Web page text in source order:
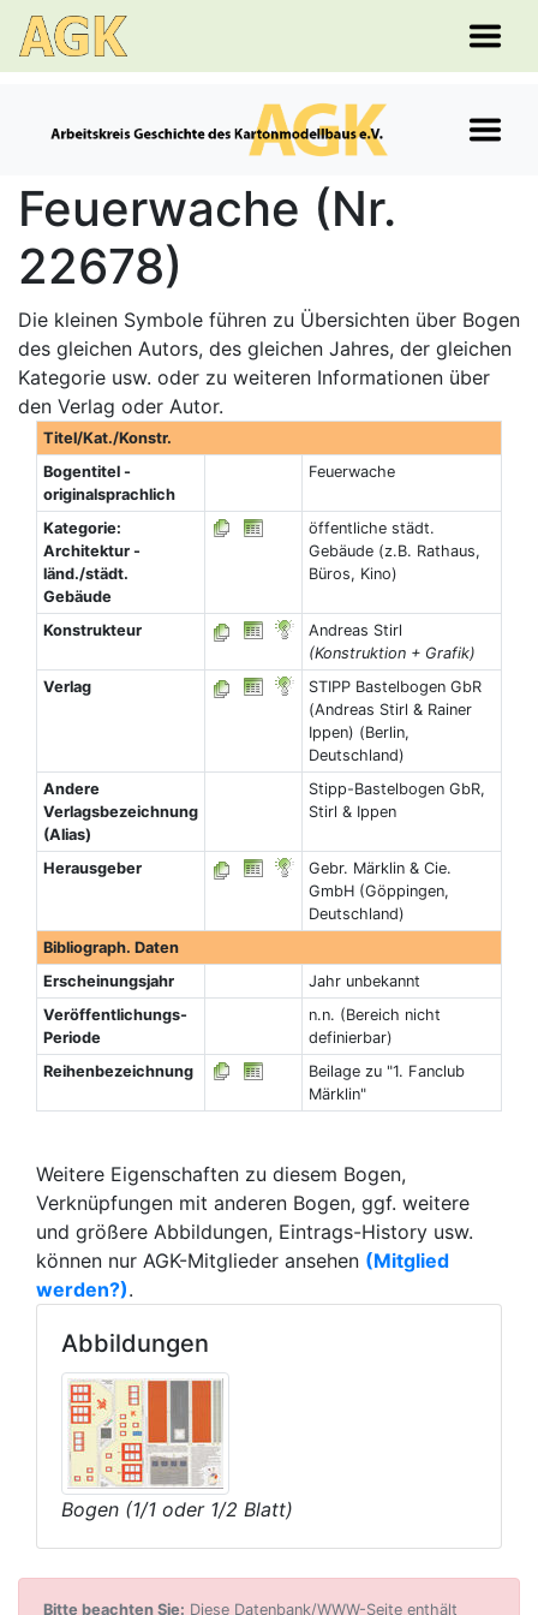
Feuerwache (Nr.
22678)
Die kleinen Symbole führen zu Übersichten über Bogen
des gleichen Autors, des gleichen Jahres, der gleichen
Kategorie usw. oder zu weiteren Informationen über
den Verlag oder Autor.
Titel/Kat./Konstr.
Bogentitel -
originalsprachlich
Feuerwache
Kategorie:
Architektur -
länd./städt.
Gebäude
öffentliche städt.
Gebäude (z.B. Rathaus,
Büros, Kino)
Konstrukteur
Andreas Stirl
(Konstruktion + Grafik)
Verlag
STIPP Bastelbogen GbR
(Andreas Stirl & Rainer
Ippen) (Berlin,
Deutschland)
Andere
Verlagsbezeichnung
(Alias)
Stipp-Bastelbogen GbR,
Stirl & Ippen
Herausgeber
Gebr. Märklin & Cie.
GmbH (Göppingen,
Deutschland)
Bibliograph. Daten
Erscheinungsjahr
Jahr unbekannt
Veröffentlichungs-
Periode
n.n. (Bereich nicht
definierbar)
Reihenbezeichnung
Beilage zu "1. Fanclub
Märklin"
Weitere Eigenschaften zu diesem Bogen,
Verknüpfungen mit anderen Bogen, ggf. weitere
und größere Abbildungen, Eintrags-History usw.
können nur AGK-Mitglieder ansehen (Mitglied
werden?).
Abbildungen
Bogen (1/1 oder 1/2 Blatt)
Bitte beachten Sie: Diese Datenbank/WWW-Seite enthält